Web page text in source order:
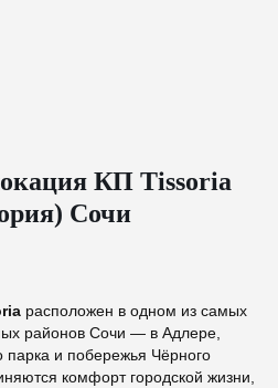
КП Tissoria
Сочи
расположен в одном из самых
районов Сочи — в Адлере,
парка и побережья Чёрного
комфорт городской жизни,